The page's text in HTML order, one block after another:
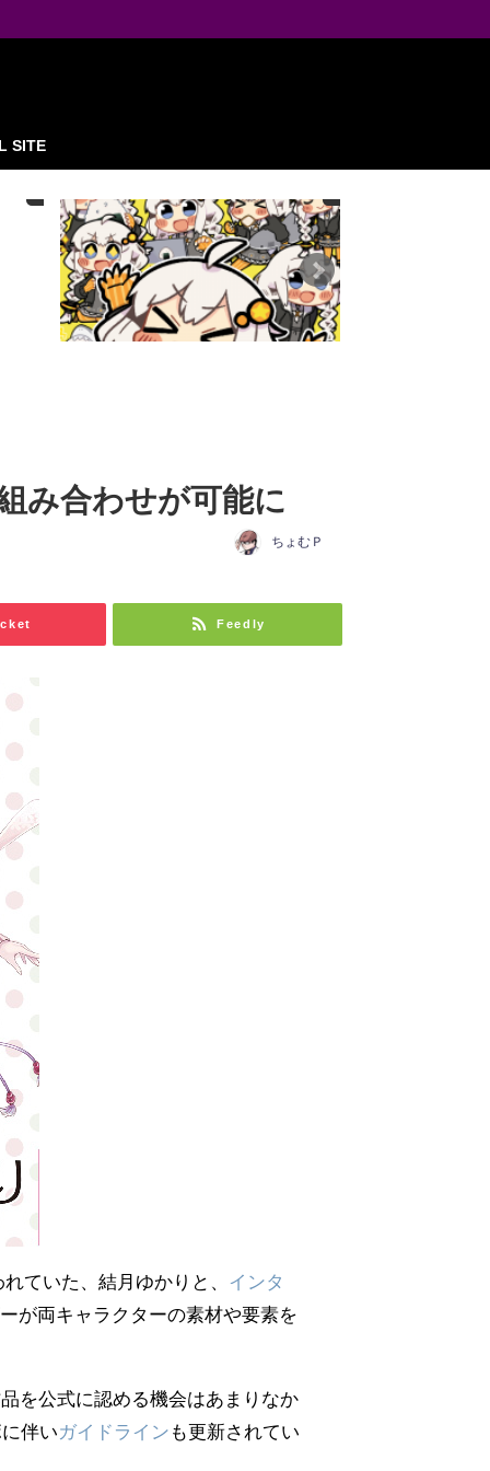
SITE
み合わせが可能に
ちょむＰ
Feedly
ていた、結月ゆかりと、 インタ
が両キャラクターの素材や要素を
を公式に認める機会はあまりなか
伴いガイドライン も更新されてい